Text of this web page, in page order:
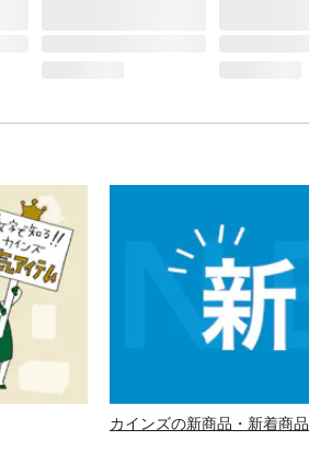
カインズの新商品・新着商品